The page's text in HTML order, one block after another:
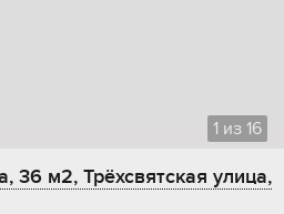
1 из 16
36 м2, Трёхсвятская улица,